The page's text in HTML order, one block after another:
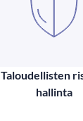
Taloudellisten
hallinta